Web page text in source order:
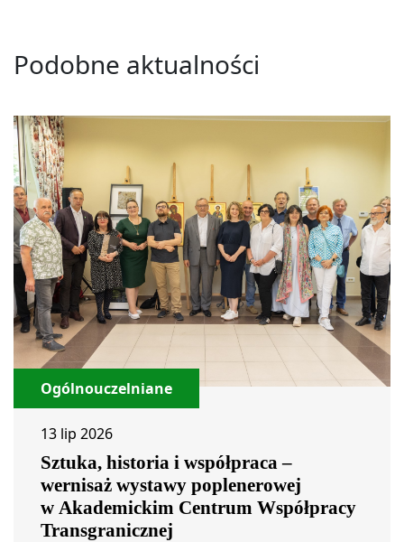
Podobne aktualności
Ogólnouczelniane
13 lip 2026
Sztuka, historia i współpraca –
wernisaż wystawy poplenerowej
w Akademickim Centrum Współpracy
Transgranicznej